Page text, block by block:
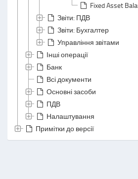
Fixed Asset
Звіти: ПДВ
Звіти: Бухгалтер
Управління звітами
Інші операції
Банк
Всі документи
Основні засоби
ПДВ
Налаштування
Примітки до версії